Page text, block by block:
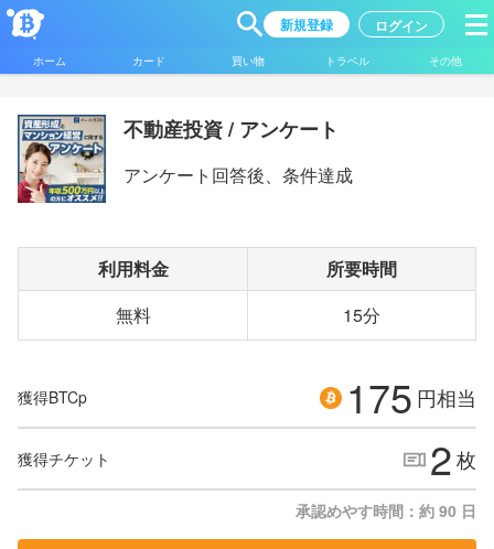
新規登録 ログイン
ホーム カード 買い物 トラベル その他
不動産投資 / アンケート
アンケート回答後、条件達成
利用料金
所要時間
無料
15分
獲得BTCp 175 円相当
獲得チケット 2枚
承認めやす時間：約 90 日